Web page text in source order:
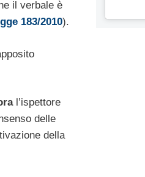
il verbale è
183/2010).
l’ispettore
delle
della